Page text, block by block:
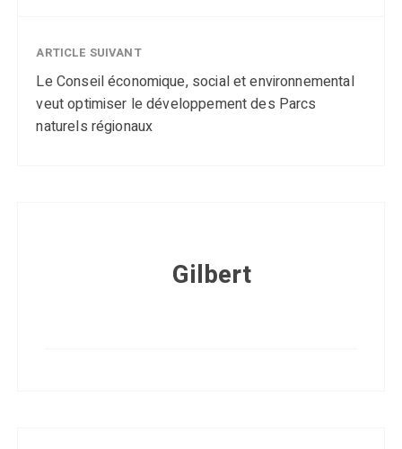
ARTICLE SUIVANT
Le Conseil économique, social et environnemental
veut optimiser le développement des Parcs
naturels régionaux
Gilbert